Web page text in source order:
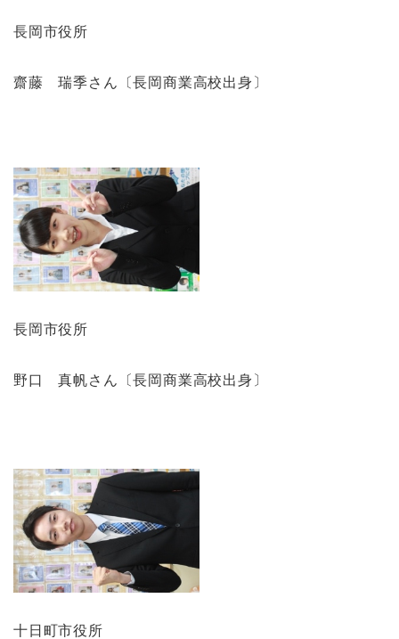
長岡市役所
齋藤 瑞季さん〔長岡商業高校出身〕
長岡市役所
野口 真帆さん〔長岡商業高校出身〕
十日町市役所